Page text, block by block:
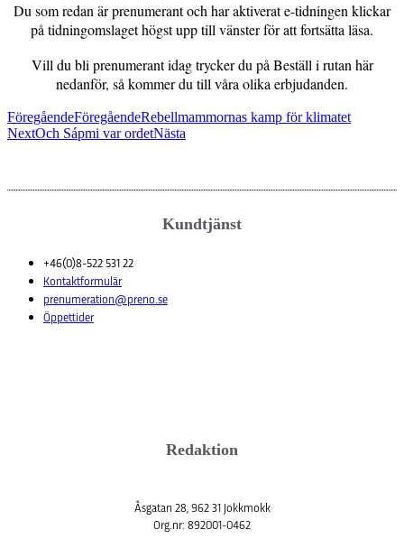
Du som redan är prenumerant och har aktiverat e-tidningen klickar
på tidningomslaget högst upp till vänster för att fortsätta läsa.
Vill du bli prenumerant idag trycker du på Beställ i rutan här
nedanför, så kommer du till våra olika erbjudanden.
FöregåendeFöregåendeRebellmammornas kamp för klimatet
NextOch Sápmi var ordetNästa
Kundtjänst
+46(0)8-522 531 22
Kontaktformulär
prenumeration@preno.se
Öppettider
Redaktion
Åsgatan 28, 962 31 Jokkmokk
Org.nr: 892001-0462